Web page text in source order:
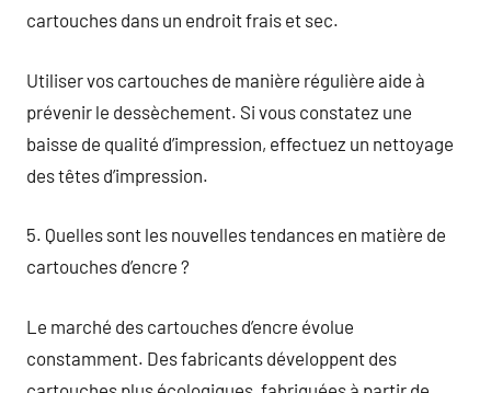
cartouches dans un endroit frais et sec.
Utiliser vos cartouches de manière régulière aide à
prévenir le dessèchement. Si vous constatez une
baisse de qualité d’impression, effectuez un nettoyage
des têtes d’impression.
5. Quelles sont les nouvelles tendances en matière de
cartouches d’encre ?
Le marché des cartouches d’encre évolue
constamment. Des fabricants développent des